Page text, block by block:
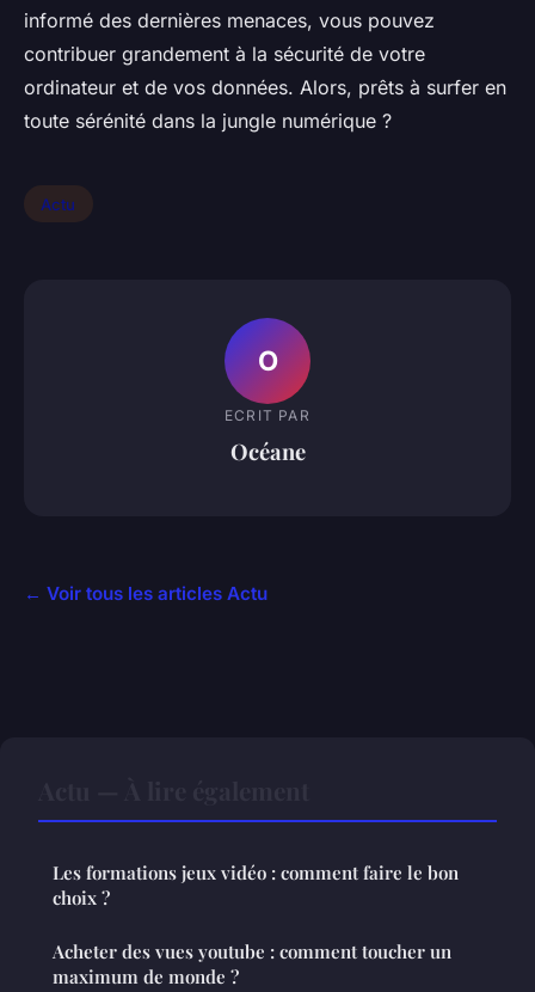
informé des dernières menaces, vous pouvez
contribuer grandement à la sécurité de votre
ordinateur et de vos données. Alors, prêts à surfer en
toute sérénité dans la jungle numérique ?
Actu
O
ECRIT PAR
Océane
← Voir tous les articles Actu
Les formations jeux vidéo : comment faire le bon
choix ?
Acheter des vues youtube : comment toucher un
maximum de monde ?